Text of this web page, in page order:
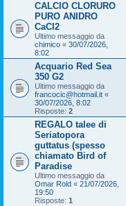
CALCIO CLORURO
PURO ANIDRO
CaCl2
Ultimo messaggio da
chimico « 30/07/2026,
8:02
Acquario Red Sea
350 G2
Ultimo messaggio da
francocic@hotmail.it «
30/07/2026, 8:02
Risposte: 2
REGALO talee di
Seriatopora
guttatus (spesso
chiamato Bird of
Paradise
Ultimo messaggio da
Omar Rold « 21/07/2026,
19:50
Risposte: 1